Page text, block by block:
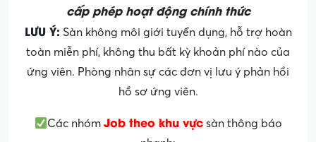
cấp phép hoạt động chính thức
LƯU Ý: Sàn không môi giới tuyển dụng, hỗ trợ hoàn
toàn miễn phí, không thu bất kỳ khoản phí nào của
ứng viên. Phòng nhân sự các đơn vị lưu ý phản hồi
hồ sơ ứng viên.
Các nhóm Job theo khu vựcsàn thông báo